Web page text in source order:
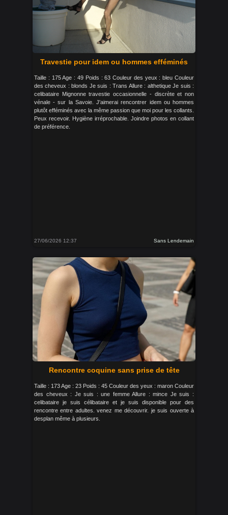
Travestie pour idem ou hommes efféminés
Taille : 175 Age : 49 Poids : 63 Couleur des yeux : bleu Couleur
des cheveux : blonds Je suis : Trans Allure : althetique Je suis :
celibataire Mignonne travestie occasionnelle - discrète et non
vénale - sur la Savoie. J'aimerai rencontrer idem ou hommes
plutôt efféminés avec la même passion que moi pour les collants.
Peux recevoir. Hygiène irréprochable. Joindre photos en collant
de préférence.
27/06/2026 12:37 Sans Lendemain
Rencontre coquine sans prise de tête
Taille : 173 Age : 23 Poids : 45 Couleur des yeux : maron Couleur
des cheveux : Je suis : une femme Allure : mince Je suis :
celibataire je suis célibataire et je suis disponible pour des
rencontre entre adultes. venez me découvrir. je suis ouverte à
desplan même à plusieurs.